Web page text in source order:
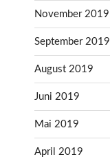
November 2019
September 2019
August 2019
Juni 2019
Mai 2019
April 2019